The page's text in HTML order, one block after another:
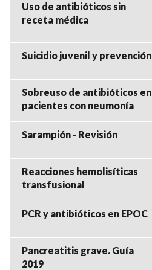
Uso de antibióticos sin
receta médica
Suicidio juvenil y prevención
Sobreuso de antibióticos en
pacientes con neumonía
Sarampión - Revisión
Reacciones hemolisíticas
transfusional
PCR y antibióticos en EPOC
Pancreatitis grave. Guía
2019